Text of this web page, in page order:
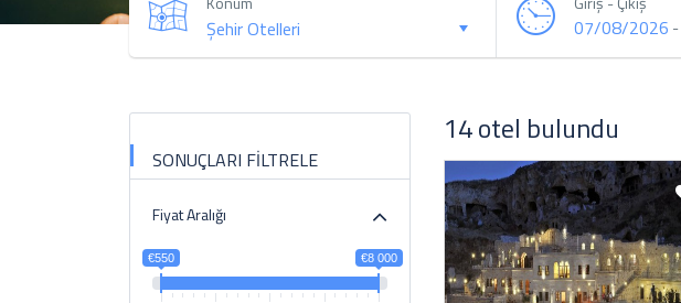
07/08/2026 -
SONUÇLARI FİLTRELE
Fiyat Aralığı
€550 €8 000
14 otel bulundu